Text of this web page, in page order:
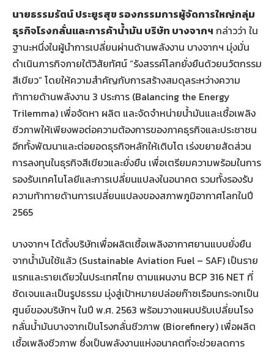
นายธรรมรัตน์ ประยูรสุข รองกรรมการผู้จัดการใหญ่กลุ่ม
ธุรกิจโรงกลั่นและการค้าน้ำมัน บริษัท บางจากฯ กล่าวว่า ใน
ฐานะหนึ่งในผู้นำการเปลี่ยนผ่านด้านพลังงาน บางจากฯ มุ่งมั่น
ดำเนินภารกิจภายใต้วิสัยทัศน์ “รังสรรค์โลกยั่งยืนด้วยนวัตกรรม
สีเขียว” โดยให้ความสำคัญกับการสร้างสมดุลระหว่างความ
ท้าทายด้านพลังงาน 3 ประการ (Balancing the Energy
Trilemma) เพื่อจัดหา ผลิต และจัดจำหน่ายน้ำมันและเชื้อเพลิง
ชีวภาพให้เพียงพอต่อความต้องการของภาคธุรกิจและประชาชน
อีกทั้งพัฒนาและต่อยอดธุรกิจหลักให้เติบโต เร่งขยายสัดส่วน
การลงทุนในธุรกิจสีเขียวและยั่งยืน เพื่อเตรียมความพร้อมในการ
รองรับเทคโนโลยีและการเปลี่ยนแปลงในอนาคต รวมทั้งรองรับ
ความท้าทายด้านการเปลี่ยนแปลงของสภาพภูมิอากาศโลกในปี
2565
บางจากฯ ได้ตั้งบริษัทเพื่อผลิตเชื้อเพลิงอากาศยานแบบยั่งยืน
จากน้ำมันใช้แล้ว (Sustainable Aviation Fuel – SAF) เป็นราย
แรกและรายเดียวในประเทศไทย ตามแผนงาน BCP 316 NET ที่
ชัดเจนและเป็นรูปธรรม มุ่งสู่เป้าหมายปล่อยก๊าซเรือนกระจกเป็น
ศูนย์ของบริษัทฯ ในปี พ.ศ. 2563 พร้อมวางแผนปรับเปลี่ยนโรง
กลั่นน้ำมันบางจากเป็นโรงกลั่นชีวภาพ (Biorefinery) เพื่อผลิต
เชื้อเพลิงชีวภาพ ซึ่งเป็นพลังงานแห่งอนาคตที่จะช่วยลดการ